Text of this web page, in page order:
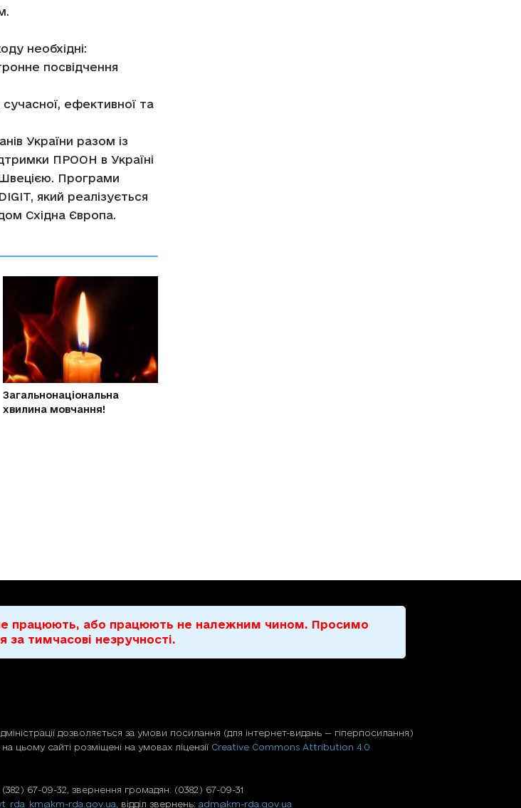
необхідні:
посвідчення
ефективної та
України разом із
ПРООН в Україні
Програми
який реалізується
Східна Європа.
Загальнонаціональна
хвилина мовчання!
не працюють, або працюють не належним чином. Просимо
за тимчасові незручності.
дозволяється за умови посилання (для iнтернет-видань — гiперпосилання)
на цьому сайті розміщені на умовах ліцензії Creative Commons Attribution 4.0
67-09-32, звернення громадян: (0382) 67-09-31
rda.gov.ua , відділ звернень: adm@km-rda.gov.ua